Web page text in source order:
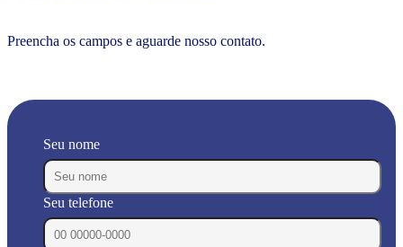
Preencha os campos e aguarde nosso contato.
Seu nome
Seu telefone